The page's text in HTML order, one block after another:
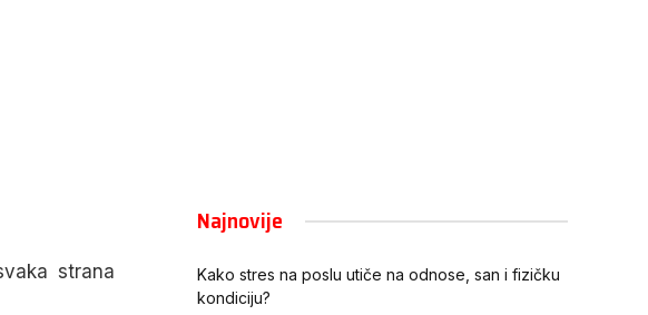
strana
Najnovije
Kako stres na poslu utiče na odnose, san i fizičku
kondiciju?